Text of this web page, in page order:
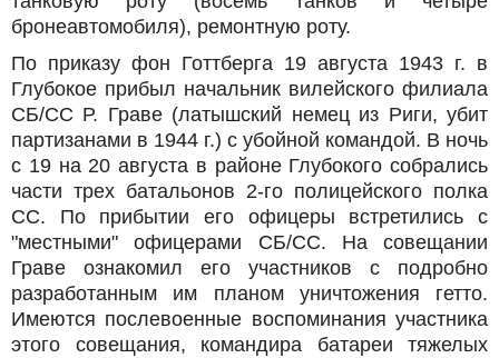
бронеавтомобиля), ремонтную роту.
По приказу фон Готтберга 19 августа 1943 г. в
Глубокое прибыл начальник вилейского филиала
СБ/СС Р. Граве (латышский немец из Риги, убит
партизанами в 1944 г.) с убойной командой. В ночь
с 19 на 20 августа в районе Глубокого собрались
части трех батальонов 2-го полицейского полка
СС. По прибытии его офицеры встретились с
"местными" офицерами СБ/СС. На совещании
Граве ознакомил его участников с подробно
разработанным им планом уничтожения гетто.
Имеются послевоенные воспоминания участника
этого совещания, командира батареи тяжелых